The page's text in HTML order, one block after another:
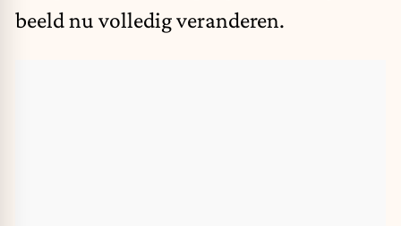
beeld nu volledig veranderen.